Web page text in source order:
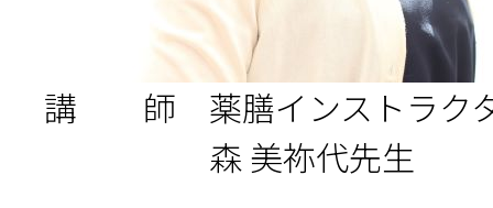
講 師 薬膳インストラク
森 美祢代先生